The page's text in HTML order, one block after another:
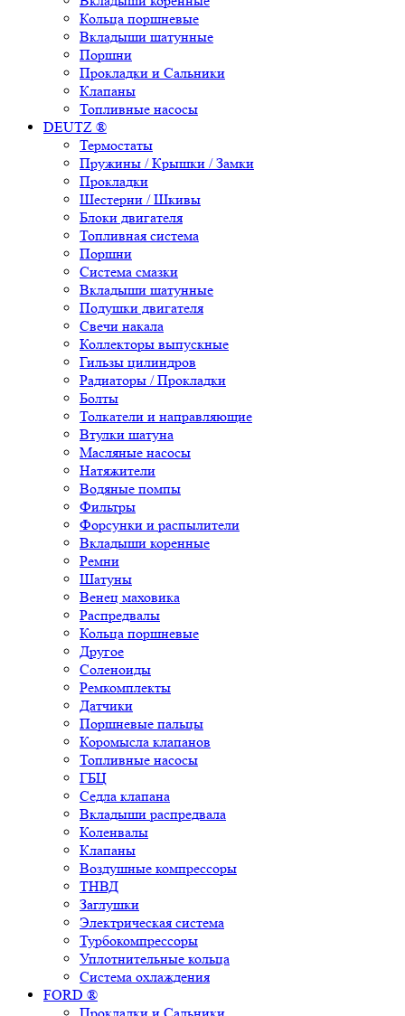
Кольца поршневые
Вкладыши шатунные
Поршни
Прокладки и Сальники
Клапаны
Топливные насосы
DEUTZ ®
Термостаты
Пружины / Крышки / Замки
Прокладки
Шестерни / Шкивы
Блоки двигателя
Топливная система
Поршни
Система смазки
Вкладыши шатунные
Подушки двигателя
Свечи накала
Коллекторы выпускные
Гильзы цилиндров
Радиаторы / Прокладки
Болты
Толкатели и направляющие
Втулки шатуна
Масляные насосы
Натяжители
Водяные помпы
Фильтры
Форсунки и распылители
Вкладыши коренные
Ремни
Шатуны
Венец маховика
Распредвалы
Кольца поршневые
Другое
Соленоиды
Ремкомплекты
Датчики
Поршневые пальцы
Коромысла клапанов
Топливные насосы
ГБЦ
Седла клапана
Вкладыши распредвала
Коленвалы
Клапаны
Воздушные компрессоры
ТНВД
Заглушки
Электрическая система
Турбокомпрессоры
Уплотнительные кольца
Система охлаждения
FORD ®